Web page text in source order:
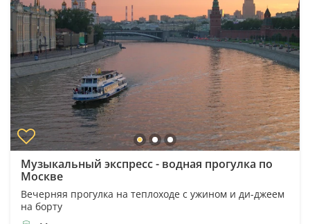
Музыкальный экспресс - водная прогулка по
Москве
Вечерняя прогулка на теплоходе с ужином и ди-джеем
на борту